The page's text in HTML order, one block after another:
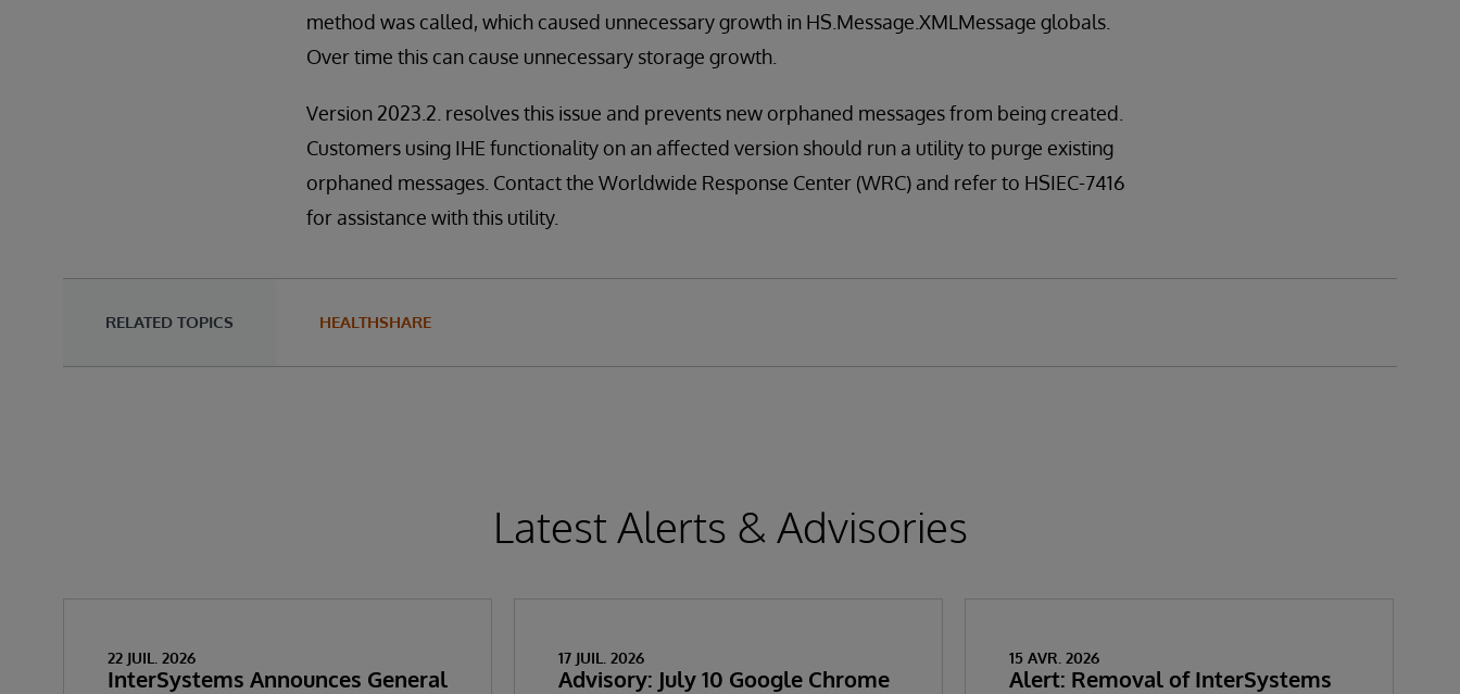
method was called, which caused unnecessary growth in HS.Message.XMLMessage globals.
Over time this can cause unnecessary storage growth.
Version 2023.2. resolves this issue and prevents new orphaned messages from being created.
Customers using IHE functionality on an affected version should run a utility to purge existing
orphaned messages. Contact the Worldwide Response Center (WRC) and refer to HSIEC-7416
for assistance with this utility.
RELATED TOPICS HEALTHSHARE
Latest Alerts & Advisories
22 JUIL. 2026
InterSystems Announces General
17 JUIL. 2026
Advisory: July 10 Google Chrome
15 AVR. 2026
Alert: Removal of InterSystems